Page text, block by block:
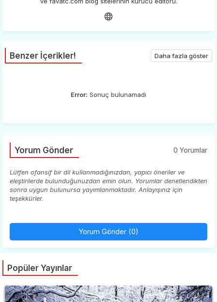
Benzer İçerikler! Daha fazla göster
Error: Sonuç bulunamadı
Yorum Gönder 0 Yorumlar
Lütfen ofansif bir dil kullanmadığınızdan, yapıcı öneriler ve
eleştirilerde bulunduğunuzdan emin olun. Yorumlar denetlendikten
sonra uygun bulunursa yayımlanmaktadır. Anlayışınız için
teşekkürler.
Yorum Gönder (0)
Popüler Yayınlar